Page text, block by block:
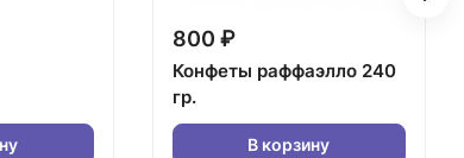
800 ₽
Конфеты раффаэлло 240
гр.
В корзину